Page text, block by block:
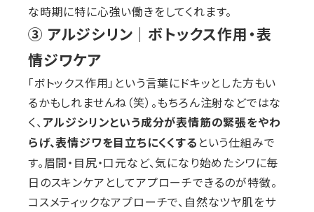
な時期に特に心強い働きをしてくれます。
③ アルジシリン｜ボトックス作用・表
情ジワケア
「ボトックス作用」という言葉にドキッとした方もい
るかもしれませんね（笑）。もちろん注射などではな
く、 アルジシリンという成分が表情筋の緊張をやわ
らげ、表情ジワを目立ちにくくする という仕組みで
す。眉間・目尻・口元など、気になり始めたシワに毎
日のスキンケアとしてアプローチできるのが特徴。
コスメティックなアプローチで、自然なツヤ肌をサ